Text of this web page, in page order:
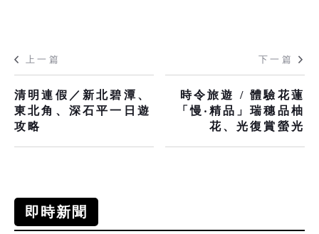
上一篇
清明連假／新北碧潭、
東北角、深石平一日遊
攻略
下一篇
時令旅遊 / 體驗花蓮
「慢‧精品」瑞穗品柚
花、光復賞螢光
即時新聞